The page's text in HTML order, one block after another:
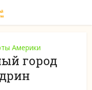
Америки
город